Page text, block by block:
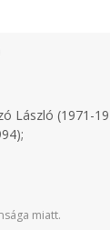
László (1971-
miatt.